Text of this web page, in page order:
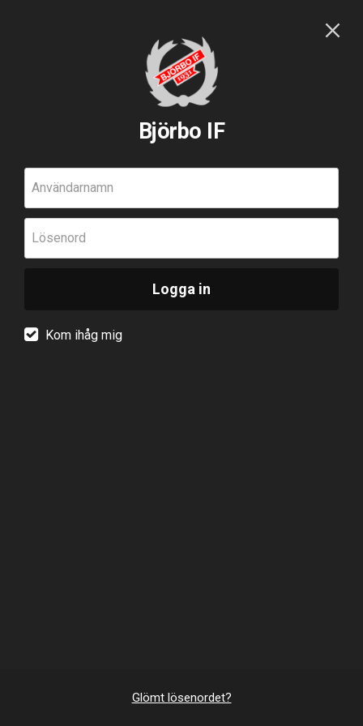
Björbo IF
Användarnamn
Lösenord
Logga in
Kom ihåg mig
Glömt lösenordet?